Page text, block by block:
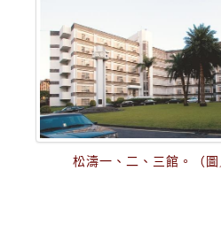
松濤一、二、三館。（圖